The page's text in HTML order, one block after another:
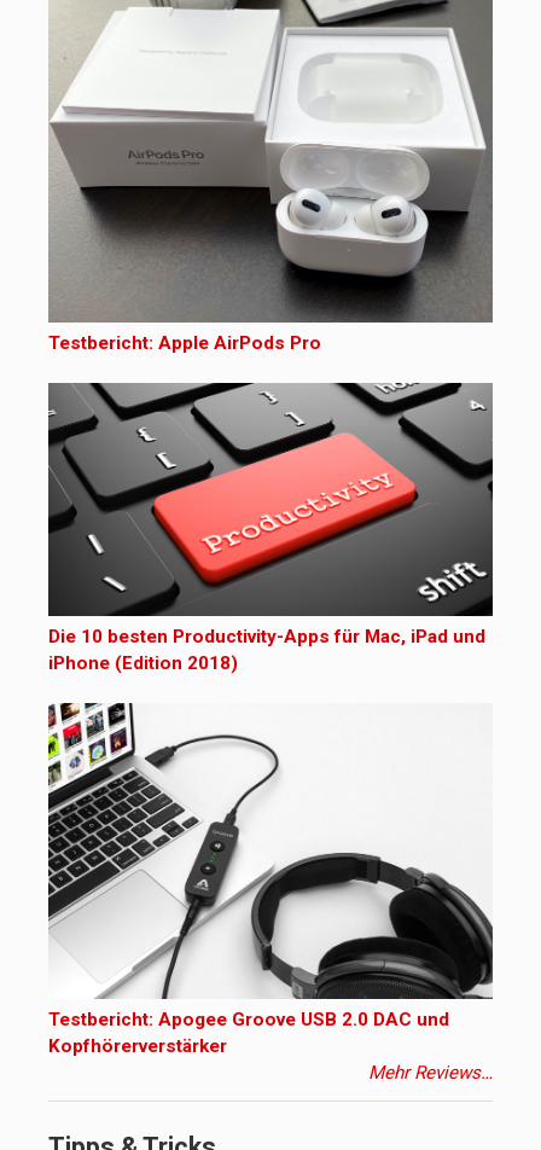
Testbericht: Apple AirPods Pro
Die 10 besten Productivity-Apps für Mac, iPad und
iPhone (Edition 2018)
Testbericht: Apogee Groove USB 2.0 DAC und
Kopfhörerverstärker
Mehr Reviews…